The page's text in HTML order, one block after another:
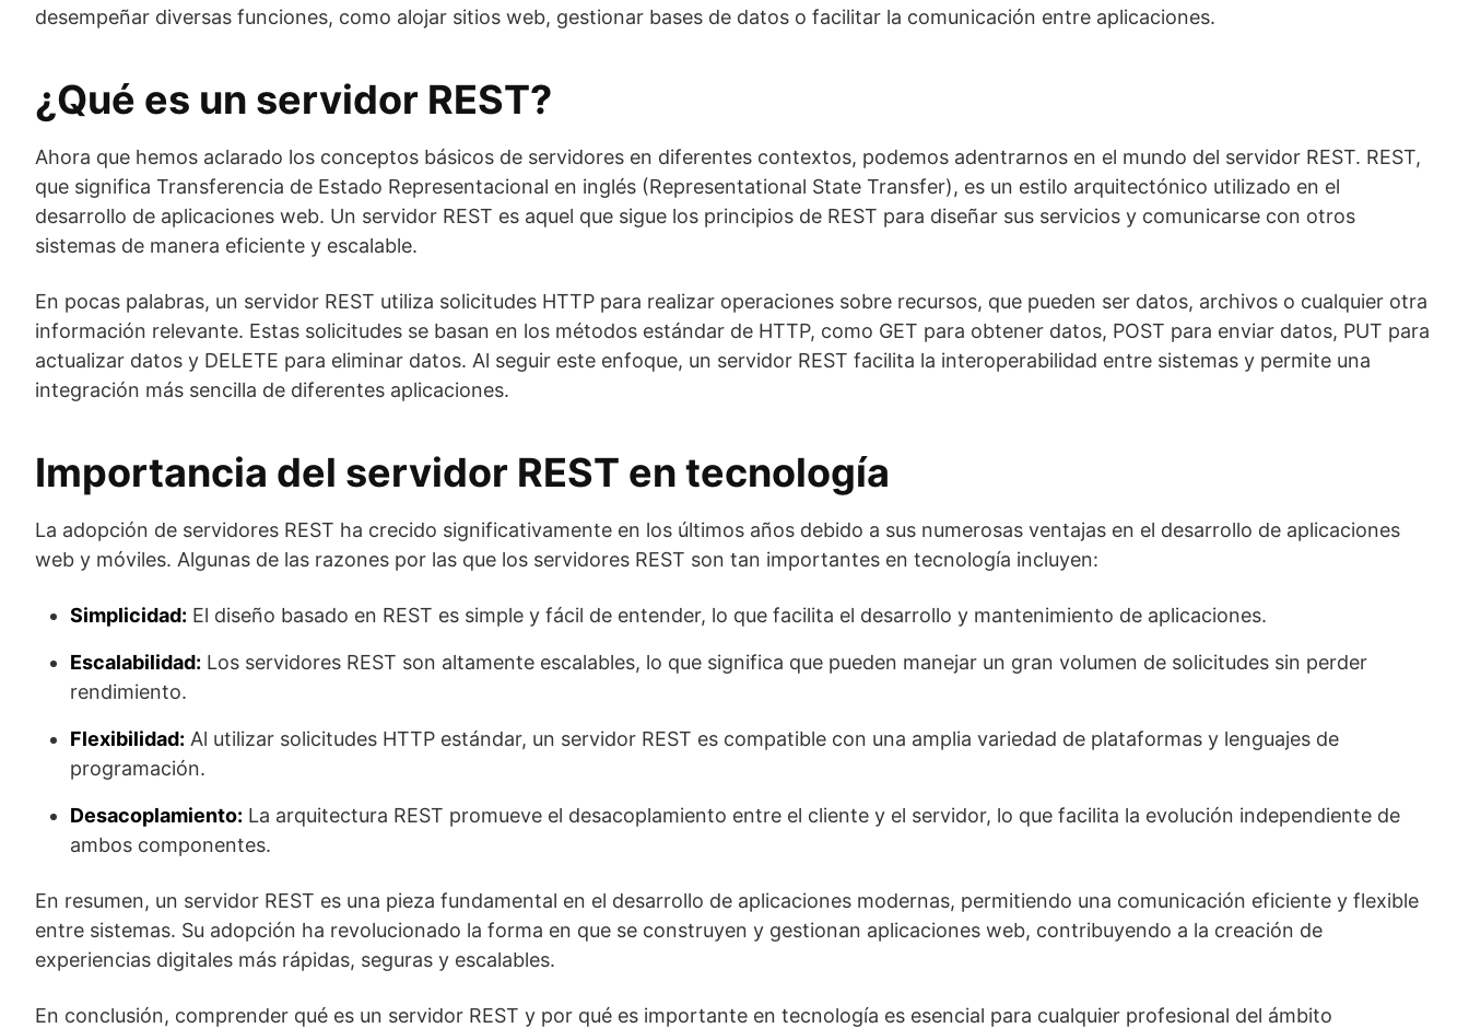
desempeñar diversas funciones, como alojar sitios web, gestionar bases de datos o facilitar la comunicación entre aplicaciones.
¿Qué es un servidor REST?
Ahora que hemos aclarado los conceptos básicos de servidores en diferentes contextos, podemos adentrarnos en el mundo del servidor REST. REST,
que significa Transferencia de Estado Representacional en inglés (Representational State Transfer), es un estilo arquitectónico utilizado en el
desarrollo de aplicaciones web. Un servidor REST es aquel que sigue los principios de REST para diseñar sus servicios y comunicarse con otros
sistemas de manera eficiente y escalable.
En pocas palabras, un servidor REST utiliza solicitudes HTTP para realizar operaciones sobre recursos, que pueden ser datos, archivos o cualquier otra
información relevante. Estas solicitudes se basan en los métodos estándar de HTTP, como GET para obtener datos, POST para enviar datos, PUT para
actualizar datos y DELETE para eliminar datos. Al seguir este enfoque, un servidor REST facilita la interoperabilidad entre sistemas y permite una
integración más sencilla de diferentes aplicaciones.
Importancia del servidor REST en tecnología
La adopción de servidores REST ha crecido significativamente en los últimos años debido a sus numerosas ventajas en el desarrollo de aplicaciones
web y móviles. Algunas de las razones por las que los servidores REST son tan importantes en tecnología incluyen:
Simplicidad: El diseño basado en REST es simple y fácil de entender, lo que facilita el desarrollo y mantenimiento de aplicaciones.
Escalabilidad: Los servidores REST son altamente escalables, lo que significa que pueden manejar un gran volumen de solicitudes sin perder
rendimiento.
Flexibilidad: Al utilizar solicitudes HTTP estándar, un servidor REST es compatible con una amplia variedad de plataformas y lenguajes de
programación.
Desacoplamiento: La arquitectura REST promueve el desacoplamiento entre el cliente y el servidor, lo que facilita la evolución independiente de
ambos componentes.
En resumen, un servidor REST es una pieza fundamental en el desarrollo de aplicaciones modernas, permitiendo una comunicación eficiente y flexible
entre sistemas. Su adopción ha revolucionado la forma en que se construyen y gestionan aplicaciones web, contribuyendo a la creación de
experiencias digitales más rápidas, seguras y escalables.
En conclusión, comprender qué es un servidor REST y por qué es importante en tecnología es esencial para cualquier profesional del ámbito